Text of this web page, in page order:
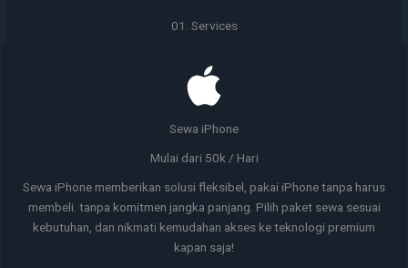
01. Services
Sewa iPhone
Mulai dari 50k / Hari
Sewa iPhone memberikan solusi fleksibel, pakai iPhone tanpa harus
membeli. tanpa komitmen jangka panjang. Pilih paket sewa sesuai
kebutuhan, dan nikmati kemudahan akses ke teknologi premium
kapan saja!